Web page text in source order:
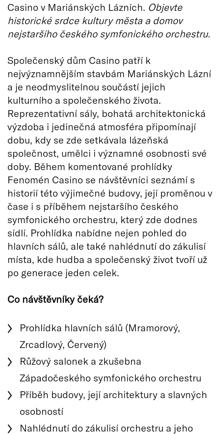
Casino v Mariánských Lázních. Objevte
historické srdce kultury města a domov
nejstaršího českého symfonického orchestru.
Společenský dům Casino patří k
nejvýznamnějším stavbám Mariánských Lázní
a je neodmyslitelnou součástí jejich
kulturního a společenského života.
Reprezentativní sály, bohatá architektonická
výzdoba i jedinečná atmosféra připomínají
dobu, kdy se zde setkávala lázeňská
společnost, umělci i významné osobnosti své
doby. Během komentované prohlídky
Fenomén Casino se návštěvníci seznámí s
historií této výjimečné budovy, její proměnou v
čase i s příběhem nejstaršího českého
symfonického orchestru, který zde dodnes
sídlí. Prohlídka nabídne nejen pohled do
hlavních sálů, ale také nahlédnutí do zákulisí
místa, kde hudba a společenský život tvoří už
po generace jeden celek.
Co návštěvníky čeká?
Prohlídka hlavních sálů (Mramorový,
Zrcadlový, Červený)
Růžový salonek a zkušebna
Západočeského symfonického orchestru
Příběh budovy, její architektury a slavných
osobností
Nahlédnutí do zákulisí orchestru a jeho